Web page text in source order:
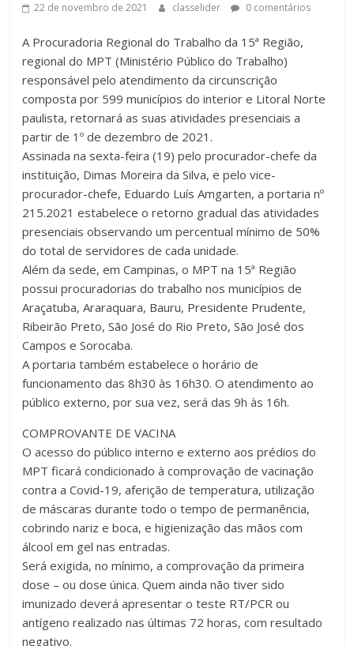
22 de novembro de 2021 classelider 0 comentários
A Procuradoria Regional do Trabalho da 15ª Região,
regional do MPT (Ministério Público do Trabalho)
responsável pelo atendimento da circunscrição
composta por 599 municípios do interior e Litoral Norte
paulista, retornará as suas atividades presenciais a
partir de 1º de dezembro de 2021.
Assinada na sexta-feira (19) pelo procurador-chefe da
instituição, Dimas Moreira da Silva, e pelo vice-
procurador-chefe, Eduardo Luís Amgarten, a portaria nº
215.2021 estabelece o retorno gradual das atividades
presenciais observando um percentual mínimo de 50%
do total de servidores de cada unidade.
Além da sede, em Campinas, o MPT na 15ª Região
possui procuradorias do trabalho nos municípios de
Araçatuba, Araraquara, Bauru, Presidente Prudente,
Ribeirão Preto, São José do Rio Preto, São José dos
Campos e Sorocaba.
A portaria também estabelece o horário de
funcionamento das 8h30 às 16h30. O atendimento ao
público externo, por sua vez, será das 9h às 16h.
COMPROVANTE DE VACINA
O acesso do público interno e externo aos prédios do
MPT ficará condicionado à comprovação de vacinação
contra a Covid-19, aferição de temperatura, utilização
de máscaras durante todo o tempo de permanência,
cobrindo nariz e boca, e higienização das mãos com
álcool em gel nas entradas.
Será exigida, no mínimo, a comprovação da primeira
dose – ou dose única. Quem ainda não tiver sido
imunizado deverá apresentar o teste RT/PCR ou
antígeno realizado nas últimas 72 horas, com resultado
negativo.